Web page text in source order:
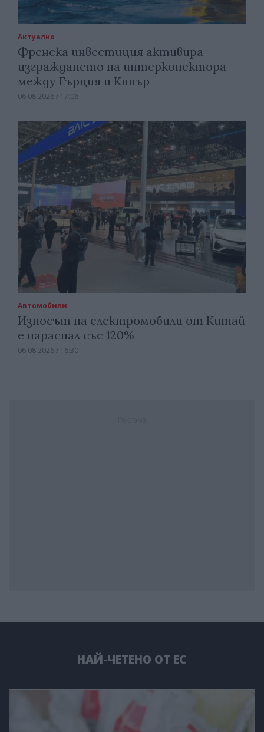
Актуално
Френска инвестиция активира
изграждането на интерконектора
между Гърция и Кипър
06.08.2026 / 17:06
Автомобили
Износът на електромобили от Китай
е нараснал със 120%
06.08.2026 / 16:30
НАЙ-ЧЕТЕНО ОТ ЕС